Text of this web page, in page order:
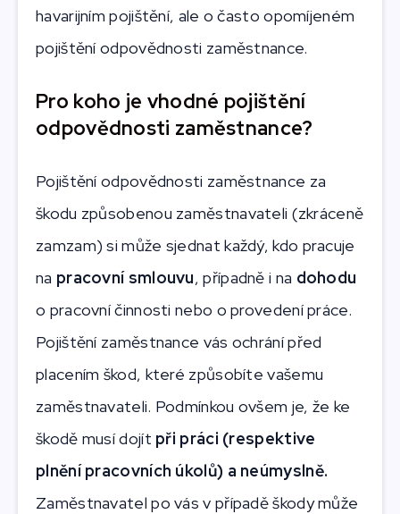
havarijním pojištění, ale o často opomíjeném
pojištění odpovědnosti zaměstnance.
Pro koho je vhodné pojištění
odpovědnosti zaměstnance?
Pojištění odpovědnosti zaměstnance za
škodu způsobenou zaměstnavateli (zkráceně
zamzam) si může sjednat každý, kdo pracuje
na pracovní smlouvu, případně i na dohodu
o pracovní činnosti nebo o provedení práce.
Pojištění zaměstnance vás ochrání před
placením škod, které způsobíte vašemu
zaměstnavateli. Podmínkou ovšem je, že ke
škodě musí dojít při práci (respektive
plnění pracovních úkolů) a neúmyslně.
Zaměstnavatel po vás v případě škody může